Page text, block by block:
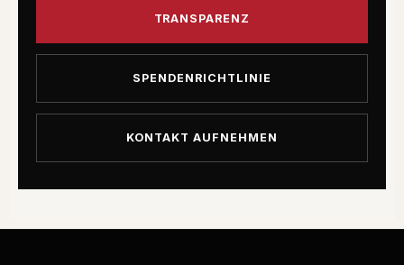
TRANSPARENZ
SPENDENRICHTLINIE
KONTAKT AUFNEHMEN